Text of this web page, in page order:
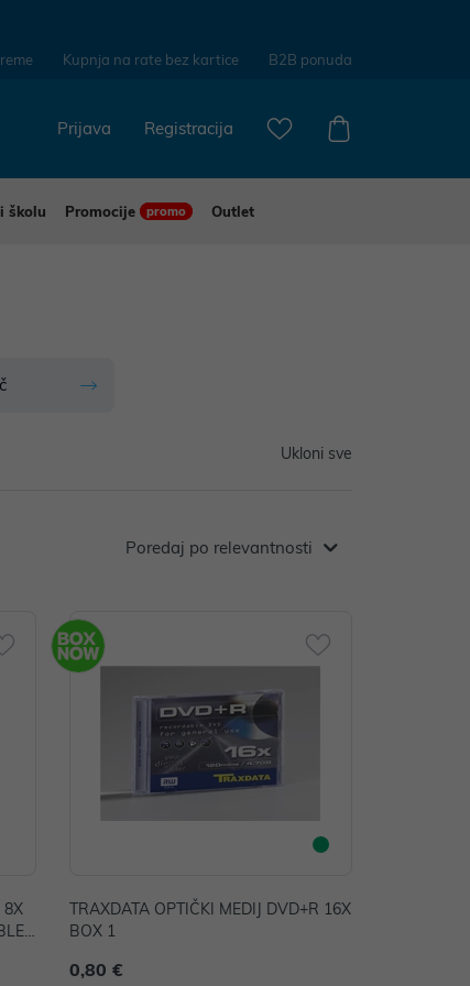
Kupnja na rate bez kartice B2B ponuda
Registracija
Prijava
školu Promocije promo
Outlet
Ukloni sve
Poredaj po relevantnosti
8X
TRAXDATA OPTIČKI MEDIJ DVD+R 16X
BOX 1
0,80 €